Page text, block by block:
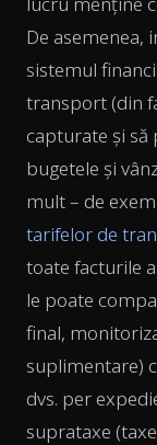
De asemenea,
sistemul
transport (din
capturate și să
bugetele și
mult – de
tarifelor de
toate facturile
le poate
final,
suplimentare)
dvs. per
suprataxe